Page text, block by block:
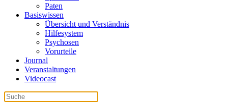
Paten
Basiswissen
Übersicht und Verständnis
Hilfesystem
Psychosen
Vorurteile
Journal
Veranstaltungen
Videocast